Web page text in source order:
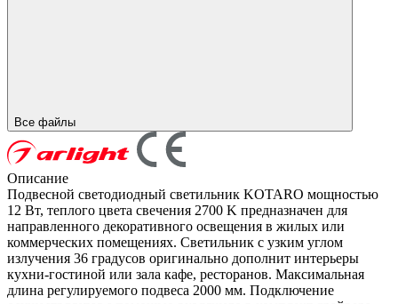
Все файлы
Описание
Подвесной светодиодный светильник KOTARO мощностью
12 Вт, теплого цвета свечения 2700 K предназначен для
направленного декоративного освещения в жилых или
коммерческих помещениях. Светильник с узким углом
излучения 36 градусов оригинально дополнит интерьеры
кухни-гостиной или зала кафе, ресторанов. Максимальная
длина регулируемого подвеса 2000 мм. Подключение